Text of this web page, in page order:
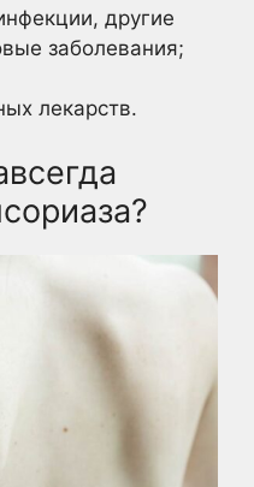
другие
заболевания;
лекарств.